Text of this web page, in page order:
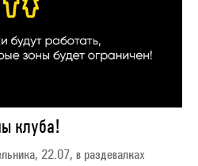
клуба! ⁣⁣⠀
22.07, в раздевалках